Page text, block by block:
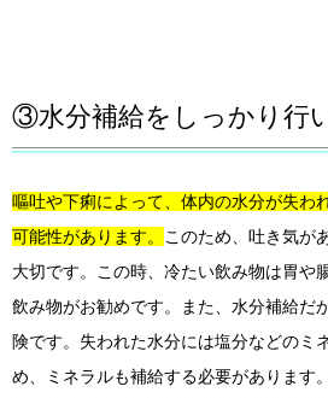
③水分補給をしっかり行
嘔吐や下痢によって、体内の水分が失わ
可能性があります。
このため、吐き気が
大切です。この時、冷たい飲み物は胃や
飲み物がお勧めです。また、水分補給だ
険です。失われた水分には塩分などのミ
め、ミネラルも補給する必要があります